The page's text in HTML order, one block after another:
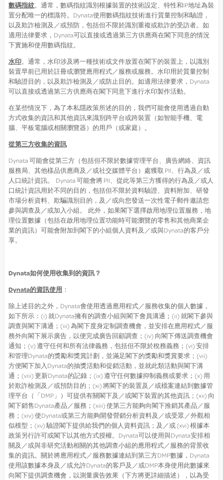
數碼指紋。通常，數碼指紋識別根據裝置的技術設定、特性和IP地址為裝
置分配唯一的標識符。Dynata使用數碼指紋技術進行質量控制和驗證，
以及欺詐檢測及／或預防，包括但不限於識別重複或欺詐的受訪者。如
適用法律要求，Dynata可以直接或透過第三方供應商在閣下同意的情況
下實施和使用數碼指紋。
水印。通常，水印涉及將一種技術或文件放置在閣下的裝置上，以識別
裝置早前已用於註冊或瀏覽應用程式／服務或服務。水印用於質量控制
和驗證目的，以及欺詐檢測及／或防止目的。如適用法律要求，Dynata
可以直接或透過第三方供應商在閣下同意下進行水印製作活動。
在某些情況下，為了本私隱政策所述的目的，我們可能會使用透過自動
方式收集的資訊和其他資訊來識別跨平台或跨裝置（如智能手機、電
腦、平板電腦或相關瀏覽器）的用戶（或家庭）。
從第三方收集的資訊
Dynata 可能會從第三方（包括但不限於數據管理平台、廣告網絡、資訊
服務局、其他樣品供應商及／或社交媒體平台）處獲取 PII、行為及／或
人口統計資訊。 Dynata 可能會將 PII、從此等第三方獲得的行為及／或人
口統計資訊用於不同的目的，包括但不限於資料驗證、資料附加、研發
市場分析資料、欺騙識別目的，及／或向您發送一次性電子郵件邀請您
參與調查及／或加入小組。 此外，如果閣下選擇啟用地理位置服務，地
理位置數據（包括在啟用地理位置功能時可能瀏覽的零售和其他商業企
業的資訊）可能會附加到閣下的小組個人資料及／或與Dynata的客戶分
享。
Dynata如何使用收集到的資訊？
Dynata的資訊使用 ：
除上述目的之外，Dynata會使用透過應用程式／服務收集的個人數據，
如下所示：(i) 就Dynata擁有的調查小組與閣下會員溝通；(ii) 就閣下參與
調查與閣下溝通；(iii) 為閣下度身定制調查機會，並安排在應用程式／服
務外向閣下展示廣告，以便完成廣告回顧調查；(iv) 向閣下傳送調查機會
通知；(v) 遵守任何和所有法律義務，包括但不限於稅務義務；(vi) 安排
和管理Dynata的獎勵和獎賞計劃，並滿足閣下的獎勵和獎賞要求；(vii)
方便閣下加入Dynata的抽獎活動和促銷活動，並就此類活動與閣下溝
通；(viii) 更新Dynata的記錄；(ix) 遵守任何數據抑制義務或要求；(x) 用
於欺詐檢測及／或預防目的；(xi) 將閣下的裝置及／或檔案連結到數據管
理平台（「DMP」）可提供有關閣下及／或閣下裝置的其他資訊；(xii) 向
閣下銷售Dynata產品／服務；(xiii) 使第三方能夠向閣下推銷其產品／服
務；(xiv) 使Dynata或第三方能夠開發營銷分析資料及／或受眾／外觀相
似模型；(xv) 驗證閣下提供給我們的個人資料資訊；及／或 (xvi) 根據本
政策另行許可或閣下以其他方式授權。Dynata可以使用與Dynata安排相
關及／或與非研究活動相關的其他調查小組的應用程式／服務的背景收
集的資訊。關於將應用程式／服務數據連結到第三方DMP數據，Dynata
使用該數據本身及／或允許Dynata的客戶及／或DMP本身使用此數據來
向閣下提供調查機會，以測量廣告效果（下方將更詳細描述），以為受